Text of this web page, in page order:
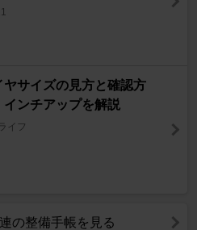
ヤサイズの見方と確認方
インチアップを解説
イフ
の整備手帳を見る